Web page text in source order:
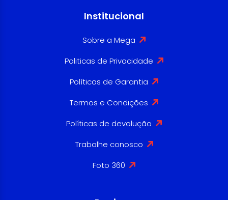
Institucional
Sobre a Mega
Politicas de Privacidade
Políticas de Garantia
Termos e Condições
Políticas de devolução
Trabalhe conosco
Foto 360